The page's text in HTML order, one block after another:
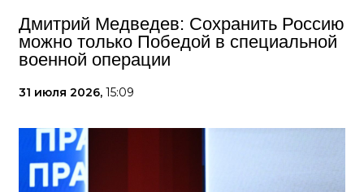
Дмитрий Медведев: Сохранить Россию
можно только Победой в специальной
военной операции
31 июля 2026, 15:09